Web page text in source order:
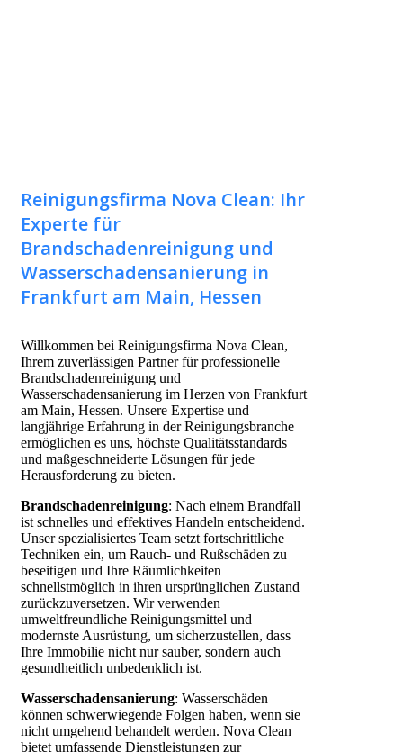
Reinigungsfirma Nova Clean: Ihr
Experte für
Brandschadenreinigung und
Wasserschadensanierung in
Frankfurt am Main, Hessen
Willkommen bei Reinigungsfirma Nova Clean,
Ihrem zuverlässigen Partner für professionelle
Brandschadenreinigung und
Wasserschadensanierung im Herzen von Frankfurt
am Main, Hessen. Unsere Expertise und
langjährige Erfahrung in der Reinigungsbranche
ermöglichen es uns, höchste Qualitätsstandards
und maßgeschneiderte Lösungen für jede
Herausforderung zu bieten.
Brandschadenreinigung: Nach einem Brandfall
ist schnelles und effektives Handeln entscheidend.
Unser spezialisiertes Team setzt fortschrittliche
Techniken ein, um Rauch- und Rußschäden zu
beseitigen und Ihre Räumlichkeiten
schnellstmöglich in ihren ursprünglichen Zustand
zurückzuversetzen. Wir verwenden
umweltfreundliche Reinigungsmittel und
modernste Ausrüstung, um sicherzustellen, dass
Ihre Immobilie nicht nur sauber, sondern auch
gesundheitlich unbedenklich ist.
Wasserschadensanierung: Wasserschäden
können schwerwiegende Folgen haben, wenn sie
nicht umgehend behandelt werden. Nova Clean
bietet umfassende Dienstleistungen zur